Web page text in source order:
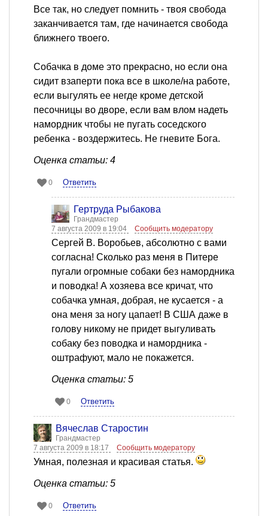
Все так, но следует помнить - твоя свобода
заканчивается там, где начинается свобода
ближнего твоего.
Собачка в доме это прекрасно, но если она
сидит взаперти пока все в школе/на работе,
если выгулять ее негде кроме детской
песочницы во дворе, если вам влом надеть
намордник чтобы не пугать соседского
ребенка - воздержитесь. Не гневите Бога.
Оценка статьи: 4
0 Ответить
Гертруда Рыбакова
Грандмастер
7 августа 2009 в 19:04
Сообщить модератору
Сергей В. Воробьев, абсолютно с вами
согласна! Сколько раз меня в Питере
пугали огромные собаки без намордника
и поводка! А хозяева все кричат, что
собачка умная, добрая, не кусается - а
она меня за ногу цапает! В США даже в
голову никому не придет выгуливать
собаку без поводка и намордника -
оштрафуют, мало не покажется.
Оценка статьи: 5
0 Ответить
Вячеслав Старостин
Грандмастер
7 августа 2009 в 18:17
Сообщить модератору
Умная, полезная и красивая статья.
Оценка статьи: 5
0 Ответить